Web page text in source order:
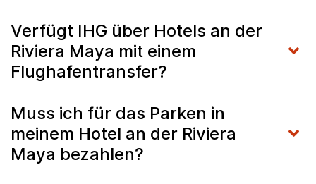
Verfügt IHG über Hotels an der
Riviera Maya mit einem
Flughafentransfer?
Muss ich für das Parken in
meinem Hotel an der Riviera
Maya bezahlen?